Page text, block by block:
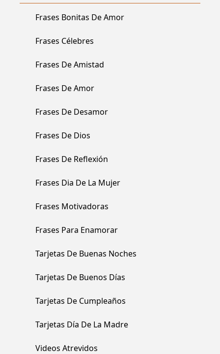
Frases Bonitas De Amor
Frases Célebres
Frases De Amistad
Frases De Amor
Frases De Desamor
Frases De Dios
Frases De Reflexión
Frases Dia De La Mujer
Frases Motivadoras
Frases Para Enamorar
Tarjetas De Buenas Noches
Tarjetas De Buenos Días
Tarjetas De Cumpleaños
Tarjetas Día De La Madre
Videos Atrevidos